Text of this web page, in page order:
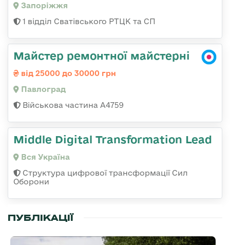
Запоріжжя
1 відділ Сватівського РТЦК та СП
Майстер ремонтної майстерні
від 25000 до 30000 грн
Павлоград
Військова частина А4759
Middle Digital Transformation Lead
Вся Україна
Структура цифрової трансформації Сил
Оборони
ПУБЛІКАЦІЇ